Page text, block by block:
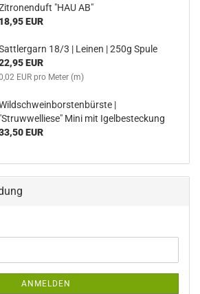
"HAU AB"
18,95 EUR
18/3 | Leinen | 250g Spule
EUR
EUR pro Meter (m)
|
"Struwwelliese" Mini mit Igelbesteckung
EUR
ANMELDEN